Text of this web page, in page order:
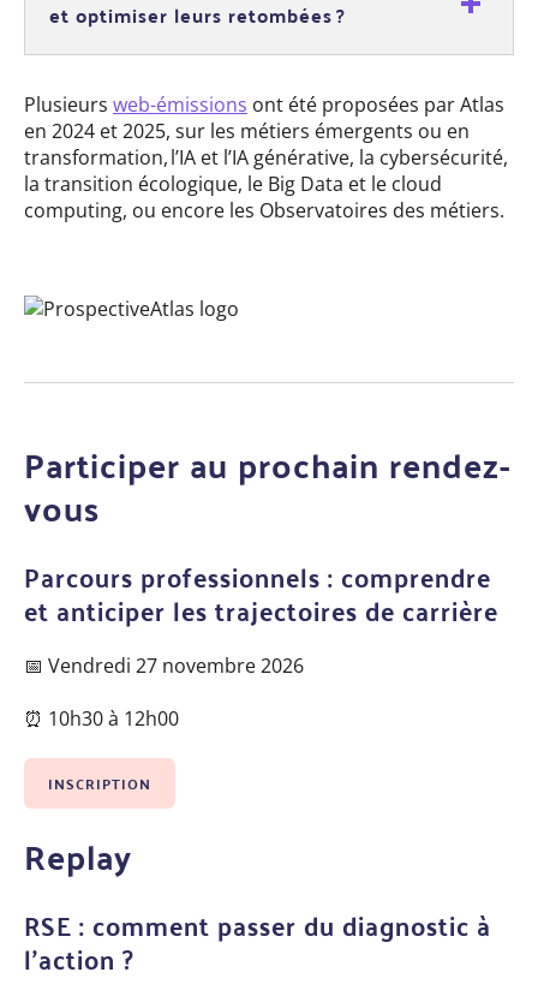
et optimiser leurs retombées ?
Plusieurs web-émissions ont été proposées par Atlas
en 2024 et 2025, sur les métiers émergents ou en
transformation, l’IA et l’IA générative, la cybersécurité,
la transition écologique, le Big Data et le cloud
computing, ou encore les Observatoires des métiers.
Participer au prochain rendez-
vous
Parcours professionnels : comprendre
et anticiper les trajectoires de carrière
📅 Vendredi 27 novembre 2026
⏰ 10h30 à 12h00
INSCRIPTION
Replay
RSE : comment passer du diagnostic à
l’action ?